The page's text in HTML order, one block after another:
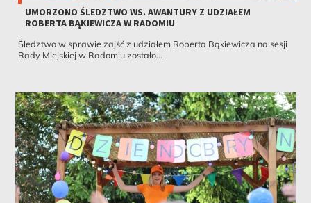
UMORZONO ŚLEDZTWO WS. AWANTURY Z UDZIAŁEM
ROBERTA BĄKIEWICZA W RADOMIU
Śledztwo w sprawie zajść z udziałem Roberta Bąkiewicza na sesji
Rady Miejskiej w Radomiu zostało...